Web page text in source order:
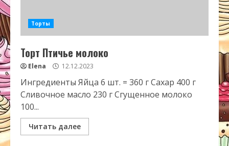
Торты
Торт Птичье молоко
Elena 12.12.2023
Ингредиенты Яйца 6 шт. = 360 г Сахар 400 г
Сливочное масло 230 г Сгущенное молоко
100...
Читать далее